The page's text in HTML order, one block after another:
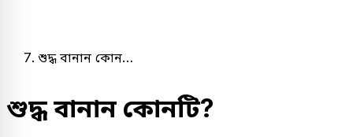
শুদ্ধ বানান কোন…
শুদ্ধ বানান কোনটি?